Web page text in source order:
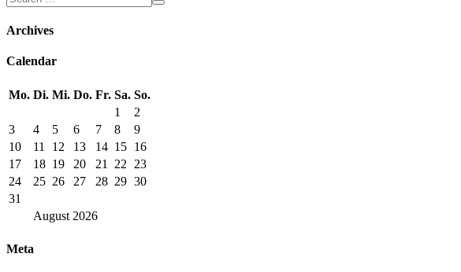
Archives
Calendar
Mo. Di. Mi. Do. Fr. Sa. So.
1
2
3
4 5 6 7 8
9
10
11 12 13 14 15 16
17
18 19 20 21 22
23
24
25 26 27 28 29 30
31
August 2026
Meta